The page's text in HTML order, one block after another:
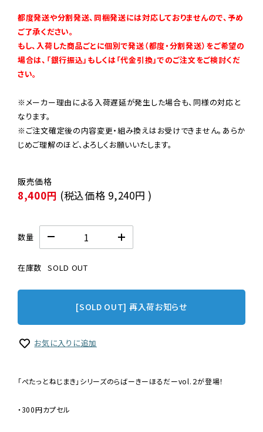
都度発送や分割発送、同梱発送には対応しておりませんので、予め
ご了承ください。
もし、入荷した商品ごとに個別で発送（都度・分割発送）をご希望の
場合は、「銀行振込」もしくは「代金引換」でのご注文をご検討くだ
さい。
※メーカー理由による入荷遅延が発生した場合も、同様の対応と
なります。
※ご注文確定後の内容変更・組み換えはお受けできません。あらか
じめご理解のほど、よろしくお願いいたします。
8,400円 (税込価格 9,240円 )
数量
在庫数 SOLD OUT
[SOLD OUT] 再入荷お知らせ
お気に入りに追加
「ぺたっとねじまき」シリーズのらばーきーほるだーvol.２が登場！
・300円カプセル